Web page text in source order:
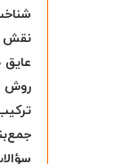
نقش
روش